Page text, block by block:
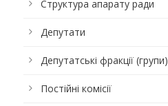
Структура апарату ради
Депутати
Депутатські фракції (групи)
Постійні комісії